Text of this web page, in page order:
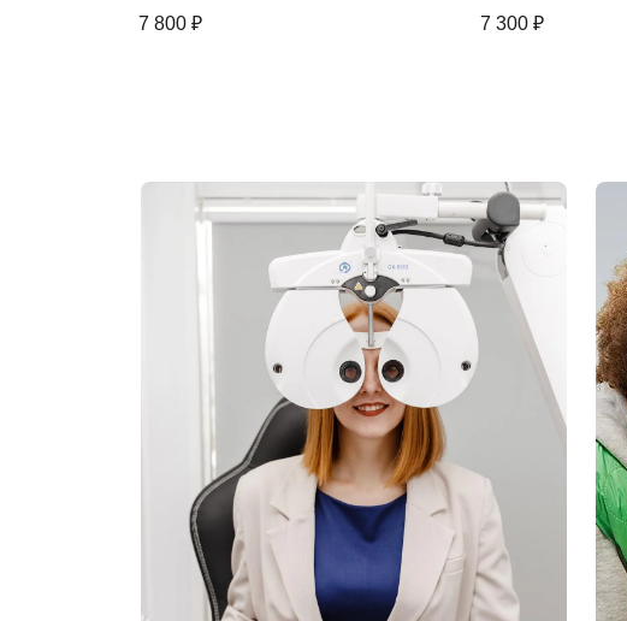
7 800 ₽ 7 300 ₽